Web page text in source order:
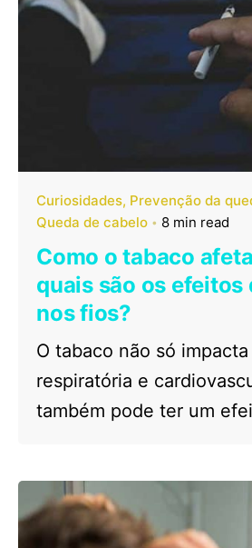
Curiosidades Prevenção da
Queda de cabelo
8 min read
Como o tabaco
quais são os efeitos
nos fios?
O tabaco não só
respiratória e
também pode ter um